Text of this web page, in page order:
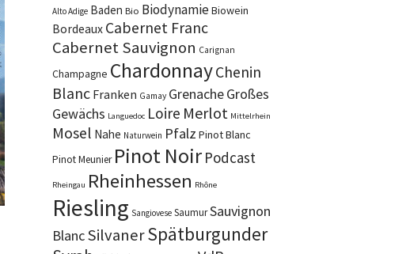
Alto Adige Baden Bio BiodynamieBiowein
Bordeaux Cabernet Franc
Cabernet Sauvignon Carignan
Champagne ChardonnayChenin
Blanc Franken Gamay GrenacheGroßes
Gewächs Languedoc Loire Merlot Mittelrhein
Mosel Nahe Naturwein Pfalz Pinot Blanc
Pinot Meunier Pinot Noir Podcast
Rheingau Rheinhessen Rhône
Riesling Sangiovese SaumurSauvignon
BlancSilvanerSpätburgunder